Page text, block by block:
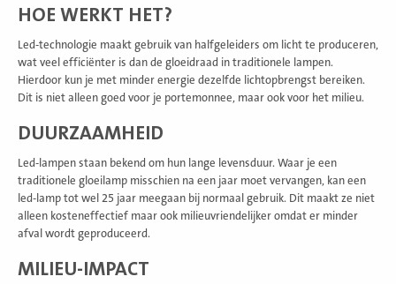
HOE WERKT HET?
Led-technologie maakt gebruik van halfgeleiders om licht te produceren,
wat veel efficiënter is dan de gloeidraad in traditionele lampen.
Hierdoor kun je met minder energie dezelfde lichtopbrengst bereiken.
Dit is niet alleen goed voor je portemonnee, maar ook voor het milieu.
DUURZAAMHEID
Led-lampen staan bekend om hun lange levensduur. Waar je een
traditionele gloeilamp misschien na een jaar moet vervangen, kan een
led-lamp tot wel 25 jaar meegaan bij normaal gebruik. Dit maakt ze niet
alleen kosteneffectief maar ook milieuvriendelijker omdat er minder
afval wordt geproduceerd.
MILIEU-IMPACT